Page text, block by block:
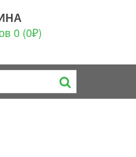
0 (0₽)